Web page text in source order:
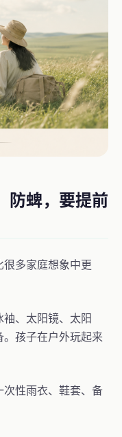
防蜱，要提前
多家庭想象中更
、太阳镜、太阳
孩子在户外玩起来
性雨衣、鞋套、备